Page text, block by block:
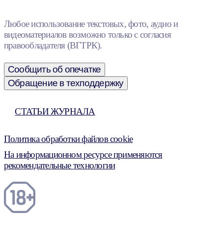
Любое использование текстовых, фото, аудио и
видеоматериалов возможно только с согласия
правообладателя (ВГТРК).
Сообщить об опечатке
Обращение в техподдержку
СТАТЬИ ЖУРНАЛА
Политика обработки файлов cookie
На информационном ресурсе применяются
рекомендательные технологии